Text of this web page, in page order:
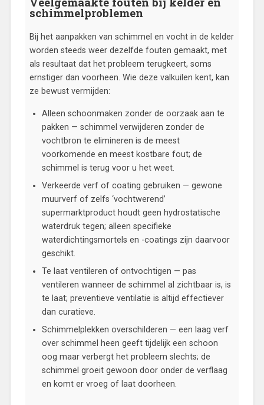
schimmelproblemen
Bij het aanpakken van schimmel en vocht in de kelder
worden steeds weer dezelfde fouten gemaakt, met
als resultaat dat het probleem terugkeert, soms
ernstiger dan voorheen. Wie deze valkuilen kent, kan
ze bewust vermijden:
Alleen schoonmaken zonder de oorzaak aan te
pakken — schimmel verwijderen zonder de
vochtbron te elimineren is de meest
voorkomende en meest kostbare fout; de
schimmel is terug voor u het weet.
Verkeerde verf of coating gebruiken — gewone
muurverf of zelfs ‘vochtwerend’
supermarktproduct houdt geen hydrostatische
waterdruk tegen; alleen specifieke
waterdichtingsmortels en -coatings zijn daarvoor
geschikt.
Te laat ventileren of ontvochtigen — pas
ventileren wanneer de schimmel al zichtbaar is, is
te laat; preventieve ventilatie is altijd effectiever
dan curatieve.
Schimmelplekken overschilderen — een laag verf
over schimmel heen geeft tijdelijk een schoon
oog maar verbergt het probleem slechts; de
schimmel groeit gewoon door onder de verflaag
en komt er vroeg of laat doorheen.